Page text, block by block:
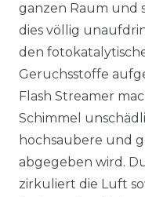
ganzen Raum und
dies völlig
den
Geruchsstoffe
Flash Streamer
Schimmel
hochsaubere und
abgegeben wird.
zirkuliert die Luft